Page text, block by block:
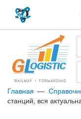
Главная
станций, вся